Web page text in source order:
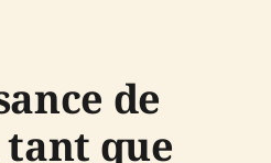
de
tant que